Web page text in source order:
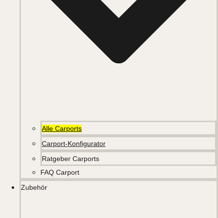
Alle Carports
Carport-Konfigurator
Ratgeber Carports
FAQ Carport
Zubehör